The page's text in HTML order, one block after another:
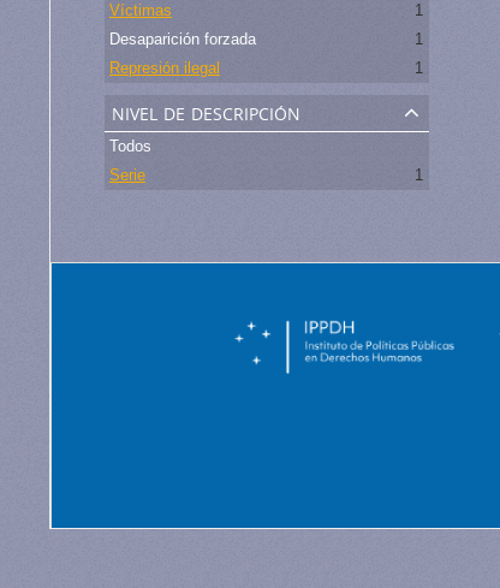
Víctimas
1
Desaparición forzada
1
Represión ilegal
1
nivel de descripción
Todos
Serie
1